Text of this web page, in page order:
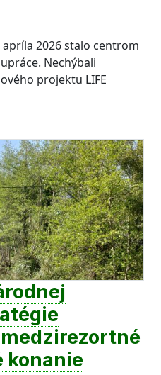
apríla 2026 stalo centrom
Nechýbali
projektu LIFE
konanie